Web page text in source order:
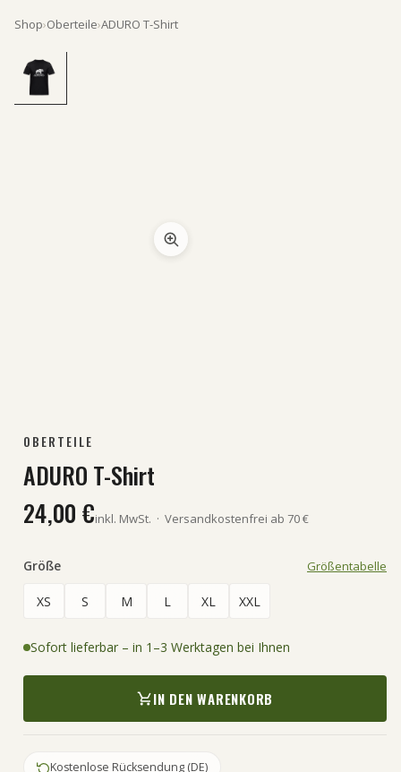
Shop›Oberteile›ADURO T-Shirt
OBERTEILE
ADURO T-Shirt
24,00 €inkl. MwSt. · Versandkostenfrei ab 70 €
Größe Größentabelle
XS S M L XL XXL
Sofort lieferbar – in 1–3 Werktagen bei Ihnen
IN DEN WARENKORB
Kostenlose Rücksendung (DE)